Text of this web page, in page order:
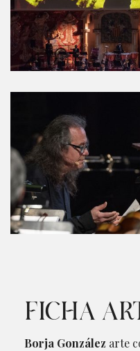
FICHA
Borja González arte